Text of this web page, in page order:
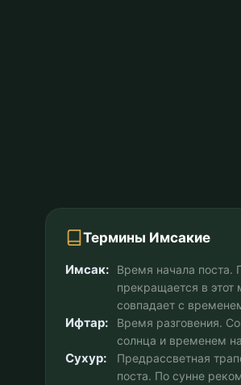
Термины Имсакие
Имсак:
Время начала поста.
прекращается в
совпадает с
Ифтар:
Время разговения.
солнца и временем
Сухур:
Предрассветная
поста. По сунне